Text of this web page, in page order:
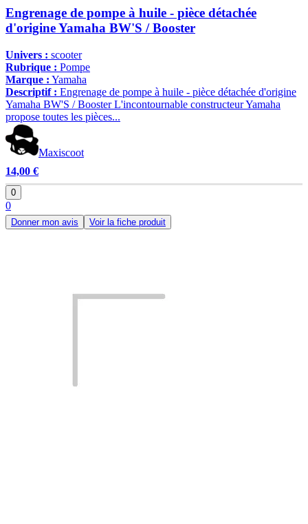
Engrenage de pompe à huile - pièce détachée
d'origine Yamaha BW'S / Booster
Univers : scooter
Rubrique : Pompe
Marque : Yamaha
Descriptif : Engrenage de pompe à huile - pièce détachée d'origine
Yamaha BW'S / Booster L'incontournable constructeur Yamaha
propose toutes les pièces...
Maxiscoot
14,00 €
0
0
Donner mon avis Voir la fiche produit